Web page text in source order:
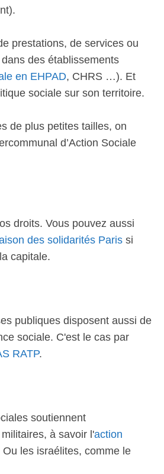
prestations, de services ou
des établissements
en EHPAD, CHRS …). Et
sociale sur son territoire.
de plus petites tailles, on
d’Action Sociale
droits. Vous pouvez aussi
des solidarités Paris si
capitale.
publiques disposent aussi de
sociale. C'est le cas par
RATP.
soutiennent
à savoir l'action
Ou les israélites, comme le